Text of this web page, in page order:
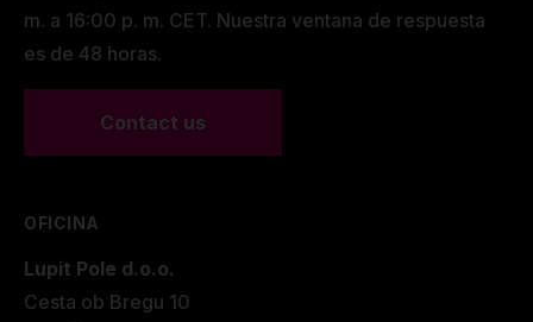
m. a 16:00 p. m. CET. Nuestra ventana de respuesta
es de 48 horas.
Contact us
OFICINA
Lupit Pole d.o.o.
Cesta ob Bregu 10